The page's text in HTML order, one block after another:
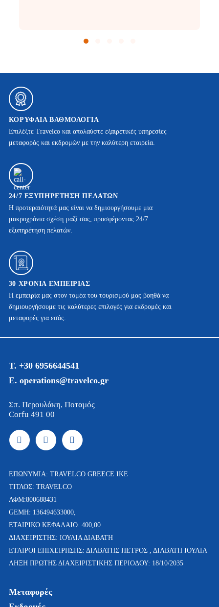
ΚΟΡΥΦΑΊΑ ΒΑΘΜΟΛΟΓΊΑ
Επιλέξτε Travelco και απολαύστε εξαιρετικές υπηρεσίες
μεταφοράς και εκδρομών με την καλύτερη εταιρεία.
24/7 ΕΞΥΠΗΡΈΤΗΣΗ ΠΕΛΑΤΏΝ
Η προτεραιότητά μας είναι να δημιουργήσουμε μια
μακροχρόνια σχέση μαζί σας, προσφέροντας 24/7
εξυπηρέτηση πελατών.
30 ΧΡΌΝΙΑ ΕΜΠΕΙΡΊΑΣ
Η εμπειρία μας στον τομέα του τουρισμού μας βοηθά να
δημιουργήσουμε τις καλύτερες επιλογές για εκδρομές και
μεταφορές για εσάς.
Τ. +30 6956644541
Ε. operations@travelco.gr
Σπ. Περουλάκη, Ποταμός
Corfu 491 00
ΕΠΩΝΥΜΊΑ: TRAVELCO GREECE IKE
ΤΙΤΛΟΣ: TRAVELCO
ΑΦΜ:800688431
GEMH: 136494633000,
ΕΤΑΙΡΙΚΌ ΚΕΦΆΛΑΙΟ: 400,00
ΔΙΑΧΕΙΡΙΣΤΗΣ: ΙΟΥΛΙΑ ΔΙΑΒΑΤΗ
ETAΙΡΟΙ ΕΠΙΧΕΙΡΗΣΗΣ: ΔΙΑΒΑΤΗΣ ΠΕΤΡΟΣ , ΔΙΑΒΑΤΗ ΙΟΥΛΙΑ
ΛΉΞΗ ΠΡΏΤΗΣ ΔΙΑΧΕΙΡΙΣΤΙΚΉΣ ΠΕΡΙΌΔΟΥ: 18/10/2035
Μεταφορές